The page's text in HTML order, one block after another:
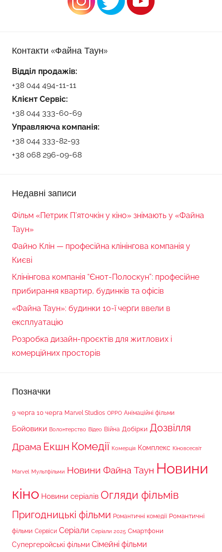
Контакти «Файна Таун»
Відділ продажів:
+38 044 494-11-11
Клієнт Сервіс:
+38 044 333-60-69
Управляюча компанія:
+38 044 333-82-93
+38 068 296-09-68
Недавні записи
Фільм «Петрик П’яточкін у кіно» знімають у «Файна
Таун»
Файно Клін — професійна клінінгова компанія у
Києві
Клінінгова компанія “Єнот-Полоскун”: професійне
прибирання квартир, будинків та офісів
«Файна Таун»: будинки 10-ї черги ввели в
експлуатацію
Розробка дизайн-проєктів для житлових і
комерційних просторів
Позначки
9 черга 10 черга Marvel Studios OPPO Анімаційні фільми
Бойовики Волонтерство Відео Війна Добірки Дозвілля
Драма Екшн Комедії Комерція Комплекс Кіновсесвіт
Marvel Мультфільми Новини Файна Таун Новини
кіно Новини серіалів Огляди фільмів
Пригодницькі фільми Романтичні комедії Романтичні
фільми Сервіси Серіали Серіали 2025 Смартфони
Супергеройські фільми Сімейні фільми